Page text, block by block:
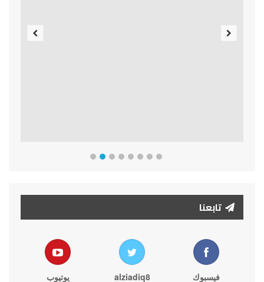
تابعنا
فيسبوك alziadiq8 يوتيوب